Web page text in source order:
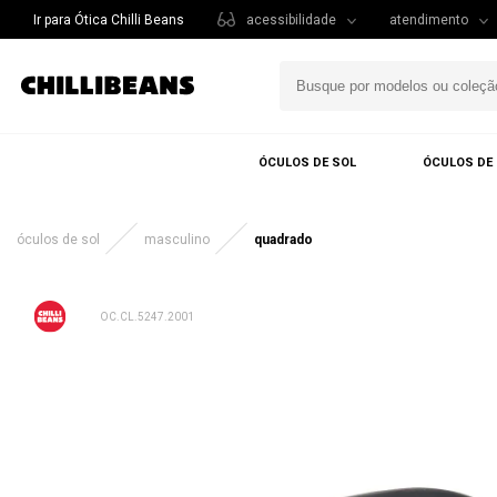
Ir para Ótica Chilli Beans acessibilidade atendimento
ÓCULOS DE SOL ÓCULOS DE
óculos de sol masculino quadrado
OC.CL.5247.2001